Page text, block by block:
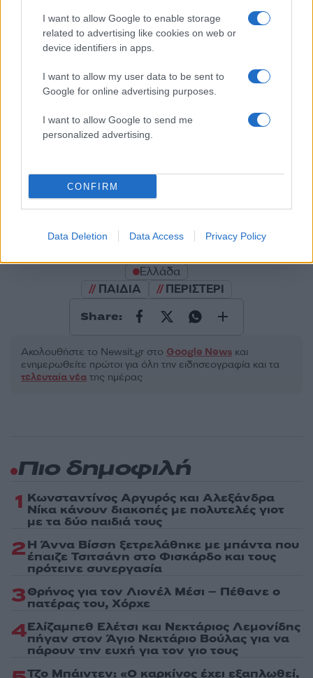
I want to allow Google to enable storage
related to advertising like cookies on web or
device identifiers in apps.
I want to allow my user data to be sent to
Google for online advertising purposes.
I want to allow Google to send me
personalized advertising.
CONFIRM
Data Deletion Data Access Privacy Policy
Σχολίασε εδώ
2000 /2000
Όροι Χρήσης. Το site προστατεύεται από reCAPTCHA, ισχύουν
Ελλάδα
ΠΑΙΔΙΑ
ΠΕΡΙΣΤΕΡΙ
Share:
Ακολουθήστε το Νewsit.gr στο Google News και
ενημερωθείτε πρώτοι για όλη την ειδησεογραφία και τα
τελευταία νέα της ημέρας
Πιο δημοφιλή
1 Κωνσταντίνος Αργυρός και Αλεξάνδρα
Νίκα κάνουν διακοπές με πολυτελές γιοτ
με τα δύο παιδιά τους
2Η Άννα Βίσση ξετρελάθηκε με μπάντα που
έπαιζε Τσιτσάνη στο Φισκάρδο και τους
πρότεινε συνεργασία
3Θρήνος για τον Λιονέλ Μέσι – Πέθανε ο
πατέρας του, Χόρχε
4Ελίζαμπεθ Ελέτσι και Νεκτάριος Λεμονίδης
πήγαν στον Άγιο Νεκτάριο Βούλας για να
πάρουν την ευχή για τον γιο τους
Τζο Μπάιντεν: «Ο καρκίνος έχει εξαπλωθεί,